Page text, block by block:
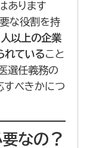
あります
な役割を持
以上の企業
れていること
選任義務の
すべきかにつ
なの？